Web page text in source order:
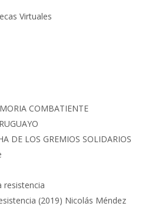
Virtuales
COMBATIENTE
DE LOS GREMIOS SOLIDARIOS
resistencia
(2019) Nicolás Méndez